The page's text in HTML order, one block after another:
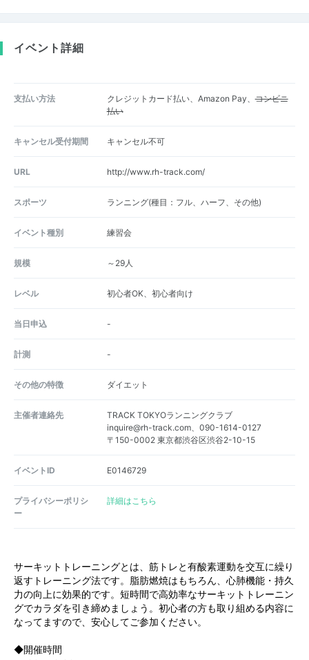
イベント詳細
支払い方法 クレジットカード払い、Amazon Pay、コンビニ
払い
キャンセル受付期間 キャンセル不可
URL http://www.rh-track.com/
スポーツ ランニング(種目：フル、ハーフ、その他)
イベント種別 練習会
規模 ～29人
レベル 初心者OK、初心者向け
当日申込 -
計測 -
その他の特徴 ダイエット
主催者連絡先
TRACK TOKYOランニングクラブ
inquire@rh-track.com、090-1614-0127
〒150-0002 東京都渋谷区渋谷2-10-15
イベントID E0146729
プライバシーポリシ
ー
詳細はこちら
サーキットトレーニングとは、筋トレと有酸素運動を交互に繰り
返すトレーニング法です。脂肪燃焼はもちろん、心肺機能・持久
力の向上に効果的です。短時間で高効率なサーキットトレーニン
グでカラダを引き締めましょう。初心者の方も取り組める内容に
なってますので、安心してご参加ください。
◆開催時間